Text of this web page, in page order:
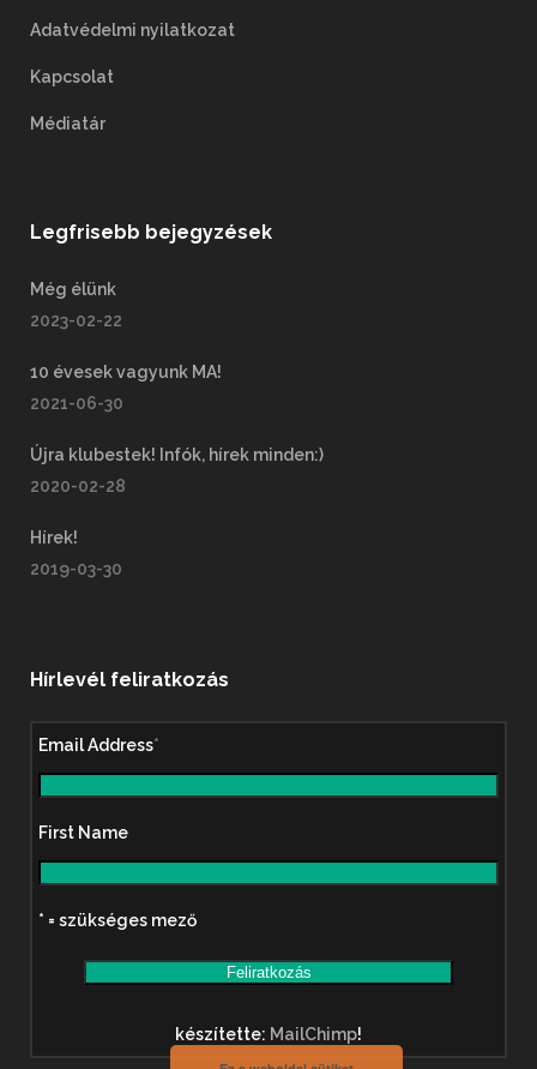
Adatvédelmi nyilatkozat
Kapcsolat
Médiatár
Legfrisebb bejegyzések
Még élünk
2023-02-22
10 évesek vagyunk MA!
2021-06-30
Újra klubestek! Infók, hírek minden:)
2020-02-28
Hírek!
2019-03-30
Hírlevél feliratkozás
Email Address*
First Name
* = szükséges mező
készítette: MailChimp!